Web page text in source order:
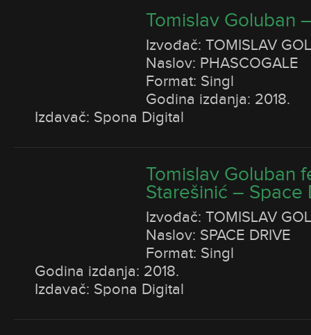
Tomislav Goluban
Izvođač: TOMISLAV
Naslov: PHASCOGALE
Format: Singl
Godina izdanja: 2018.
Izdavač: Spona Digital
Tomislav Goluban
Starešinić – Space
Izvođač: TOMISLAV
Naslov: SPACE DRIVE
Format: Singl
Godina izdanja: 2018.
Izdavač: Spona Digital